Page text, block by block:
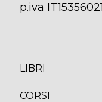
p.iva
LIBRI
CORSI